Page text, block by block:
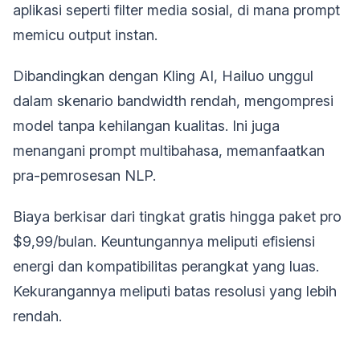
aplikasi seperti filter media sosial, di mana prompt
memicu output instan.
Dibandingkan dengan Kling AI, Hailuo unggul
dalam skenario bandwidth rendah, mengompresi
model tanpa kehilangan kualitas. Ini juga
menangani prompt multibahasa, memanfaatkan
pra-pemrosesan NLP.
Biaya berkisar dari tingkat gratis hingga paket pro
$9,99/bulan. Keuntungannya meliputi efisiensi
energi dan kompatibilitas perangkat yang luas.
Kekurangannya meliputi batas resolusi yang lebih
rendah.